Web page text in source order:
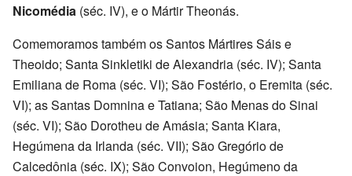
Nicomédia (séc. IV), e o Mártir Theonás.
Comemoramos também os Santos Mártires Sáis e
Theoido; Santa Sinkletiki de Alexandria (séc. IV); Santa
Emiliana de Roma (séc. VI); São Fostério, o Eremita (séc.
VI); as Santas Domnina e Tatiana; São Menas do Sinai
(séc. VI); São Dorotheu de Amásia; Santa Kiara,
Hegúmena da Irlanda (séc. VII); São Gregório de
Calcedônia (séc. IX); São Convoion, Hegúmeno da